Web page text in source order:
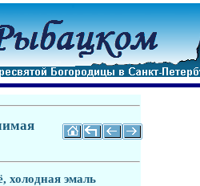
холодная эмаль